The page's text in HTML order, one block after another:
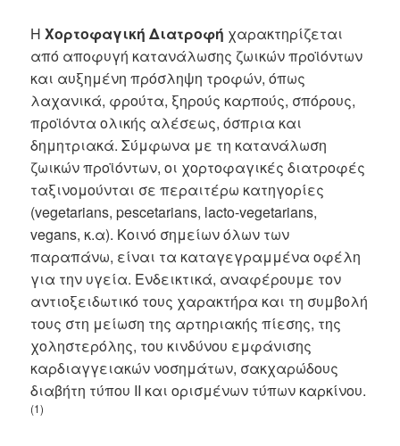
ΗΧορτοφαγική Διατροφή χαρακτηρίζεται
από αποφυγή κατανάλωσης ζωικών προϊόντων
και αυξημένη πρόσληψη τροφών, όπως
λαχανικά, φρούτα, ξηρούς καρπούς, σπόρους,
προϊόντα ολικής αλέσεως, όσπρια και
δημητριακά. Σύμφωνα με τη κατανάλωση
ζωικών προϊόντων, οι χορτοφαγικές διατροφές
ταξινομούνται σε περαιτέρω κατηγορίες
(vegetarians, pescetarians, lacto-vegetarians,
vegans, κ.α). Κοινό σημείων όλων των
παραπάνω, είναι τα καταγεγραμμένα οφέλη
για την υγεία. Ενδεικτικά, αναφέρουμε τον
αντιοξειδωτικό τους χαρακτήρα και τη συμβολή
τους στη μείωση της αρτηριακής πίεσης, της
χοληστερόλης, του κινδύνου εμφάνισης
καρδιαγγειακών νοσημάτων, σακχαρώδους
διαβήτη τύπου ΙΙ και ορισμένων τύπων καρκίνου.
(1)